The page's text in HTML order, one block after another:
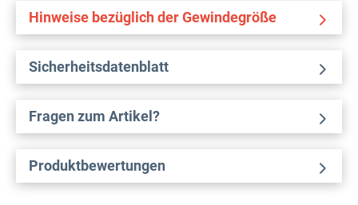
Hinweise bezüglich der Gewindegröße
Sicherheitsdatenblatt
Fragen zum Artikel?
Produktbewertungen